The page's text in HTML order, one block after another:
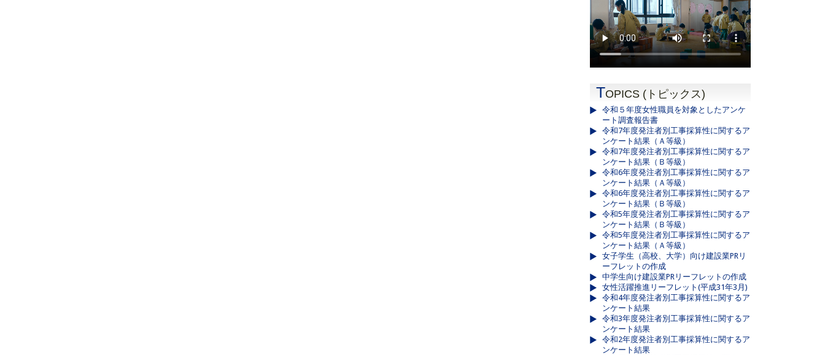
TOPICS (トピックス)
令和５年度女性職員を対象としたアンケ
ート調査報告書
令和7年度発注者別工事採算性に関するア
ンケート結果（Ａ等級）
令和7年度発注者別工事採算性に関するア
ンケート結果（Ｂ等級）
令和6年度発注者別工事採算性に関するア
ンケート結果（Ａ等級）
令和6年度発注者別工事採算性に関するア
ンケート結果（Ｂ等級）
令和5年度発注者別工事採算性に関するア
ンケート結果（Ｂ等級）
令和5年度発注者別工事採算性に関するア
ンケート結果（Ａ等級）
女子学生（高校、大学）向け建設業PRリ
ーフレットの作成
中学生向け建設業PRリーフレットの作成
女性活躍推進リーフレット(平成31年3月)
令和4年度発注者別工事採算性に関するア
ンケート結果
令和3年度発注者別工事採算性に関するア
ンケート結果
令和2年度発注者別工事採算性に関するア
ンケート結果